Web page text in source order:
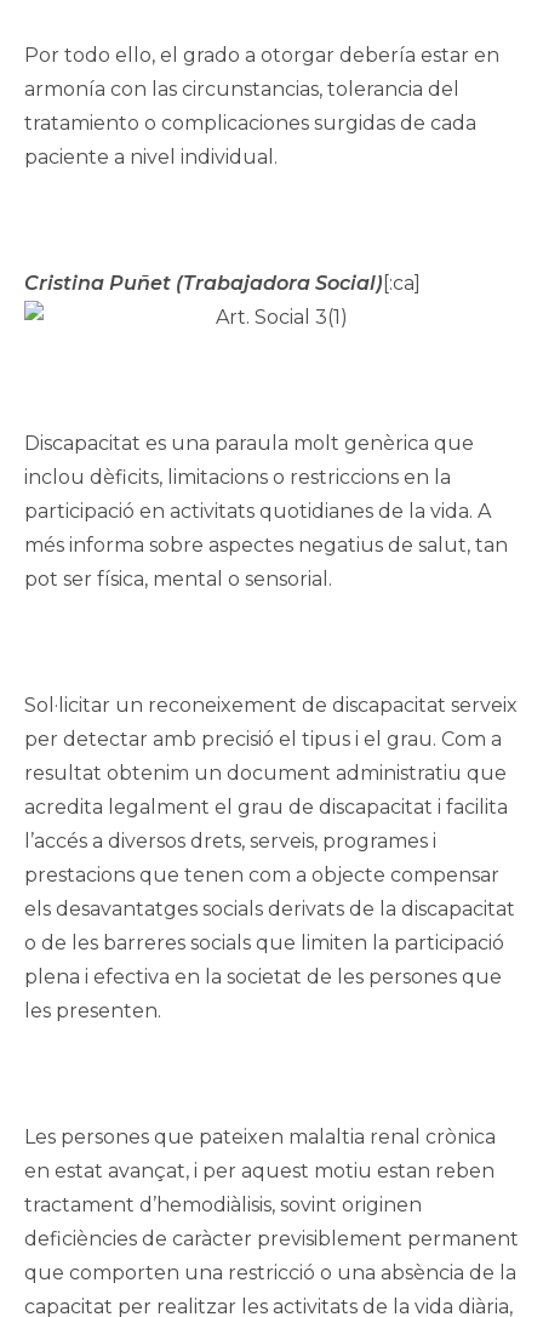
Por todo ello, el grado a otorgar debería estar en
armonía con las circunstancias, tolerancia del
tratamiento o complicaciones surgidas de cada
paciente a nivel individual.
Cristina Puñet (Trabajadora Social) [:ca]
Discapacitat es una paraula molt genèrica que
inclou dèficits, limitacions o restriccions en la
participació en activitats quotidianes de la vida. A
més informa sobre aspectes negatius de salut, tan
pot ser física, mental o sensorial.
Sol·licitar un reconeixement de discapacitat serveix
per detectar amb precisió el tipus i el grau. Com a
resultat obtenim un document administratiu que
acredita legalment el grau de discapacitat i facilita
l’accés a diversos drets, serveis, programes i
prestacions que tenen com a objecte compensar
els desavantatges socials derivats de la discapacitat
o de les barreres socials que limiten la participació
plena i efectiva en la societat de les persones que
les presenten.
Les persones que pateixen malaltia renal crònica
en estat avançat, i per aquest motiu estan reben
tractament d’hemodiàlisis, sovint originen
deficiències de caràcter previsiblement permanent
que comporten una restricció o una absència de la
capacitat per realitzar les activitats de la vida diària,